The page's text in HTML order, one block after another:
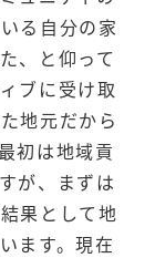
る自分の家
、と仰って
ブに受け取
地元だから
初は地域貢
が、まずは
果として地
ます。現在